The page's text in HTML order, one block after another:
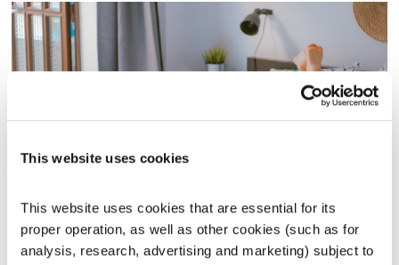
This website uses cookies
This website uses cookies that are essential for its
proper operation, as well as other cookies (such as for
analysis, research, advertising and marketing) subject to
ריפוי עצמי
אסימונים
ענת קלו לברון